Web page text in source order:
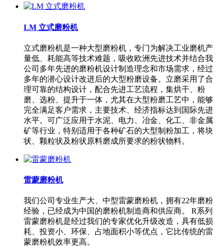
LM 立式磨粉机
立式磨粉机是一种大型磨粉机，专门为解决工业磨机产
量低、耗能高等技术难题，吸收欧洲先进技术并结合我
公司多年先进的磨粉机设计制造理念和市场需求，经过
多年的潜心设计改进后的大型粉磨设备。立磨采用了合
理可靠的结构设计，配合先进工艺流程，集烘干、粉
磨、选粉、提升于一体，尤其在大型粉磨工艺中，能够
完全满足客户需求，主要技术、经济指标达到国际先进
水平。可广泛应用于水泥、电力、冶金、化工、非金属
矿等行业，特别适用于各种矿石的大型制粉加工，将块
状、颗粒状及粉状原料磨成所要求的粉状物料。
雷蒙磨粉机
我们公司专业生产大、中型雷蒙磨粉机，拥有22年磨粉
经验，已经成为中国的磨粉机制造商和供应商。 R系列
雷蒙磨粉机是经过我们的专家优化升级改造，具有低损
耗、投资小、环保、占地面积小等优点，它比传统的雷
蒙磨粉机效率更高。